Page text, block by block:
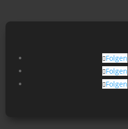
Folgen
Folgen
Folgen